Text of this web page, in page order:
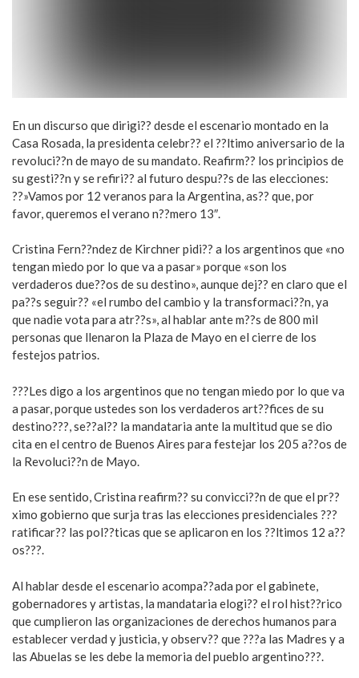
En un discurso que dirigi?? desde el escenario montado en la
Casa Rosada, la presidenta celebr?? el ??ltimo aniversario de la
revoluci??n de mayo de su mandato. Reafirm?? los principios de
su gesti??n y se refiri?? al futuro despu??s de las elecciones:
??»Vamos por 12 veranos para la Argentina, as?? que, por
favor, queremos el verano n??mero 13″.
Cristina Fern??ndez de Kirchner pidi?? a los argentinos que «no
tengan miedo por lo que va a pasar» porque «son los
verdaderos due??os de su destino», aunque dej?? en claro que el
pa??s seguir?? «el rumbo del cambio y la transformaci??n, ya
que nadie vota para atr??s», al hablar ante m??s de 800 mil
personas que llenaron la Plaza de Mayo en el cierre de los
festejos patrios.
???Les digo a los argentinos que no tengan miedo por lo que va
a pasar, porque ustedes son los verdaderos art??fices de su
destino???, se??al?? la mandataria ante la multitud que se dio
cita en el centro de Buenos Aires para festejar los 205 a??os de
la Revoluci??n de Mayo.
En ese sentido, Cristina reafirm?? su convicci??n de que el pr??
ximo gobierno que surja tras las elecciones presidenciales ???
ratificar?? las pol??ticas que se aplicaron en los ??ltimos 12 a??
os???.
Al hablar desde el escenario acompa??ada por el gabinete,
gobernadores y artistas, la mandataria elogi?? el rol hist??rico
que cumplieron las organizaciones de derechos humanos para
establecer verdad y justicia, y observ?? que ???a las Madres y a
las Abuelas se les debe la memoria del pueblo argentino???.